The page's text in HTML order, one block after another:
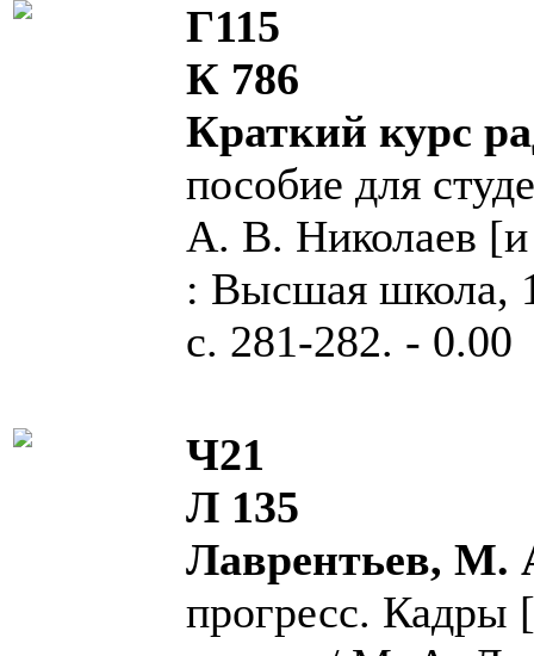
Г115
К 786
Краткий курс
пособие для
А. В. Николаев
: Высшая школа,
с. 281-282. - 0.00
Ч21
Л 135
Лаврентьев, М.
прогресс. Кадры